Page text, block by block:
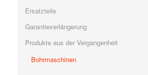
Ersatzteile
Garantieverlängerung
Produkte aus der Vergangenheit
Bohrmaschinen